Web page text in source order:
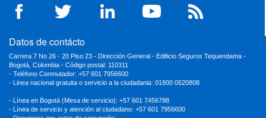
Datos de contácto
Carrera 7 No 26 - 20 Piso 23 - Dirección General - Edificio Seguros Tequendama -
Bogotá, Colombia - Código postal: 110311
- Teléfono Conmutador: +57 601 7956600
- Linea nacional gratuita o servicio a la ciudadania: 01800 0520808
- Línea en Bogotá (Mesa de servicio): +57 601 7456788
- Línea de servicio y atención al ciudadano: +57 601 7956600